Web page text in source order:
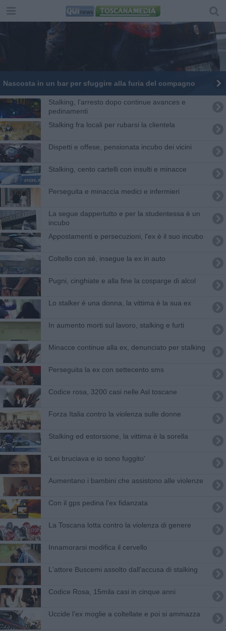
Nascosta in un bar per sfuggire alla furia del compagno
Stalking, l'arresto dopo continue avances e
pedinamenti
Stalking fra locali per rubarsi la clientela
Dispetti e offese, pensionata incubo dei vicini
Stalking, cento cartelli con insulti e minacce
Perseguita e minaccia medici e infermieri
La segue dappertutto e per la studentessa è un
incubo
Appostamenti e persecuzioni, l'ex è il suo incubo
Coltello con sé, insegue la ex in auto
Pugni, cinghiate e alla fine la cosparge di alcol
Lo stalker è una donna, la vittima è la sua ex
In aumento morti sul lavoro, stalking e furti
​Minacce continue alla ex, denunciato per stalking
Perseguita la ex con settecento sms
Codice rosa, 3200 casi nelle Asl toscane
Forza Italia contro la violenza sulle donne
Stalking ed estorsione, la vittima è la sorella
'Lei bruciava e io sono fuggito'
Aumentano i bambini che assistono alle violenze
Con il gps pedina l'ex fidanzata
La Toscana lotta contro la violenza di genere
Innamorarsi modifica il cervello
L'attore Buscemi assolto dall'accusa di stalking
Codice Rosa, 15mila casi in cinque anni
Uccide l'ex moglie a coltellate e poi si ammazza